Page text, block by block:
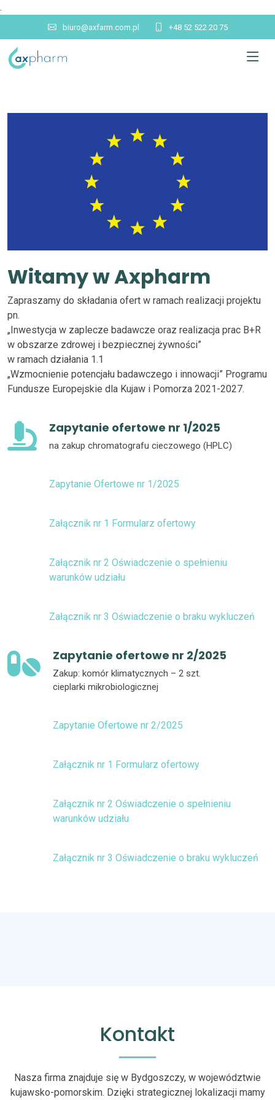
.
biuro@axfarm.com.pl +48 52 522 20 75
Witamy w Axpharm
Zapraszamy do składania ofert w ramach realizacji projektu
pn.
„Inwestycja w zaplecze badawcze oraz realizacja prac B+R
w obszarze zdrowej i bezpiecznej żywności”
w ramach działania 1.1
„Wzmocnienie potencjału badawczego i innowacji” Programu
Fundusze Europejskie dla Kujaw i Pomorza 2021-2027.
Zapytanie ofertowe nr 1/2025
na zakup chromatografu cieczowego (HPLC)
Zapytanie Ofertowe nr 1/2025
Załącznik nr 1 Formularz ofertowy
Załącznik nr 2 Oświadczenie o spełnieniu
warunków udziału
Załącznik nr 3 Oświadczenie o braku wykluczeń
Zapytanie ofertowe nr 2/2025
Zakup: komór klimatycznych – 2 szt.
cieplarki mikrobiologicznej
Zapytanie Ofertowe nr 2/2025
Załącznik nr 1 Formularz ofertowy
Załącznik nr 2 Oświadczenie o spełnieniu
warunków udziału
Załącznik nr 3 Oświadczenie o braku wykluczeń
Kontakt
Nasza firma znajduje się w Bydgoszczy, w województwie
kujawsko-pomorskim. Dzięki strategicznej lokalizacji mamy